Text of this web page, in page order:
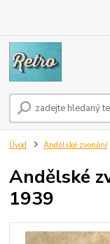
Úvod Andělské zvonění
Andělské
1939